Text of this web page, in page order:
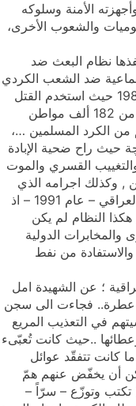
الأمنة وسلوكه
والشعوب الأخرى،
نظام البعث ضد
ضد الشعب الكردي
في إقليم كردستان العراق في عام 1988 حيث استخدم القتل
الجماعي وتسبب في قتل وموت أكثر من 182 ألف مواطن
الكرد المسلمين …،
راح ضحية الإبادة
القسري والموت
وكذلك اجرامه الذي
طال كل محافظات الوسط والجنوب العراقي – عام 1991 – اذ
النظام لم يكن
الدولية
من نفط
؛ عن الشهيدة امل
فجاءت الى‏ سجن
في التعذيب المريع
..حيث كانت تُعبّى‏ء
تتفقّد عوائل
أن يخفّض عنهم همّ
وتوزّع – سرّاً –